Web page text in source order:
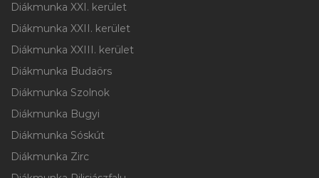
Diákmunka XXI. kerület
Diákmunka XXII. kerület
Diákmunka XXIII. kerület
Diákmunka Budaörs
Diákmunka Szolnok
Diákmunka Bugyi
Diákmunka Sóskút
Diákmunka Zirc